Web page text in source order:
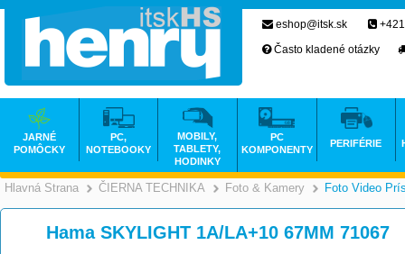
Hlavná Strana ČIERNA TECHNIKA Foto & Kamery Foto Video
Hama SKYLIGHT 1A/LA+10 67MM 71067
eshop@itsk.sk
Často kladené otázky
JARNÉ
POMÔCKY
PC,
NOTEBOOKY
MOBILY,
TABLETY,
HODINKY
PC
KOMPONENTY
PERIFÉRIE